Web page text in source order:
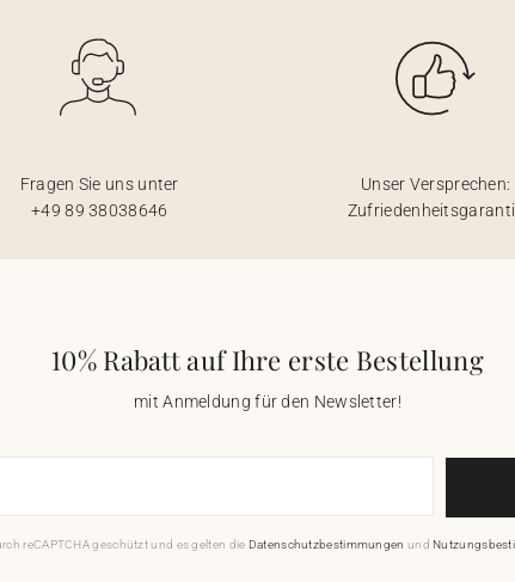
Fragen Sie uns unter
+49 89 38038646
Unser Versprechen:
10% Rabatt auf Ihre erste Bestellung
mit Anmeldung für den Newsletter!
reCAPTCHA geschützt und es gelten die Datenschutzbestimmungen und